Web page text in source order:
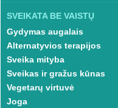
SVEIKATA BE VAISTŲ
Gydymas augalais
Alternatyvios terapijos
Sveika mityba
Sveikas ir gražus kūnas
Vegetarų virtuvė
Joga